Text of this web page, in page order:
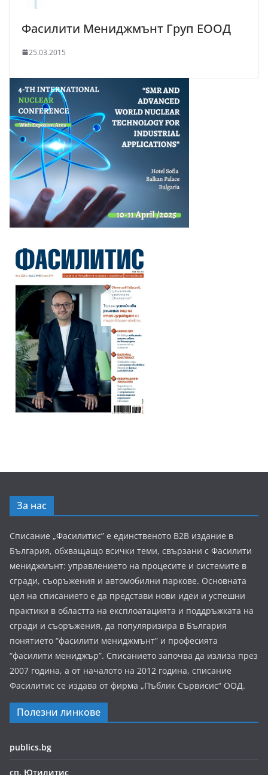
Фасилити Мениджмънт Груп ЕOOД
25.03.2015
За нас
Списание „Фасилитис” е единственото B2B издание в
България, обхващащо всички теми, свързани с Фасилити
мениджмънт: управлението на процесите и системите в
сгради, съоръжения и автомобилни паркове. Основната
цел на списанието е да представи нови идеи и успешни
практики в областта на експлоатацията и поддръжката на
сгради и съоръжения, да популяризира в България
понятието “фасилити мениджмънт” и професията
“фасилити мениджър”. Списанието започва да излиза през
2007 година, а от началото на 2012 година, списание
Фасилитис се издава от фирма „Пъблик Сървисис“ ООД.
Полезни линкове
publics.bg
сп. Ютилитис